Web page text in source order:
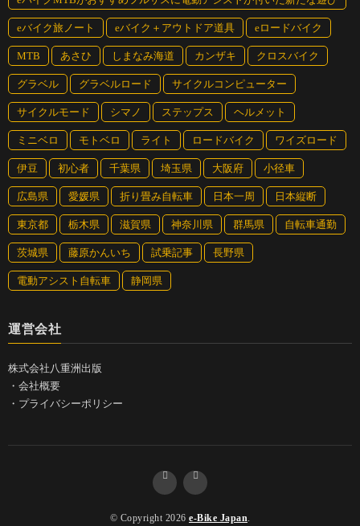
eバイク旅ノート eバイク＋アウトドア道具 eロードバイク
MTB あさひ しまなみ海道 カンザキ クロスバイク
グラベル グラベルロード サイクルコンピューター
サイクルモード シマノ ステップス ヘルメット
ミニベロ モトベロ ライト ロードバイク ワイズロード
伊豆 初心者 千葉県 埼玉県 大阪府 小径車
広島県 愛媛県 折り畳み自転車 日本一周 日本縦断
東京都 栃木県 滋賀県 神奈川県 群馬県 自転車通勤
茨城県 藤原かんいち 試乗記事 長野県
電動アシスト自転車 静岡県
運営会社
株式会社八重洲出版
・ 会社概要
・ プライバシーポリシー
© Copyright 2026 e-Bike Japan.